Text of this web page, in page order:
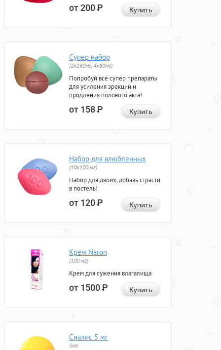
от 200Р Купить
Супер набор
(2х160мг, 4х80мг)
Попробуй все супер препараты
для усиления эрекции и
продления полового акта!
от 158Р Купить
Набор для влюбленных
(10х100 мг)
Набор для двоих, добавь страсти
в постель!
от 120Р Купить
Крем Naron
(100 мг)
Крем для сужения влагалища
от 1500Р Купить
Сиалис 5 мг
5мг